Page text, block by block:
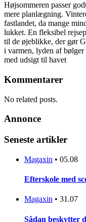
Højsommeren passer
mere planlægning.
fastlandet, da mange
lukket. En fleksibel
til de øjeblikke, der gør
i varmen, lyden af
med udsigt til havet
Kommentarer
No related posts.
Annonce
Seneste artikler
Magaxin • 05.08
Efterskole med
Magaxin • 31.07
Sådan beskytter